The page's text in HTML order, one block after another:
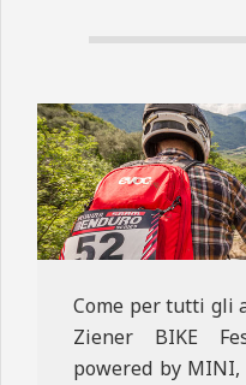
Come per tutti gli
Ziener BIKE
powered by MINI,